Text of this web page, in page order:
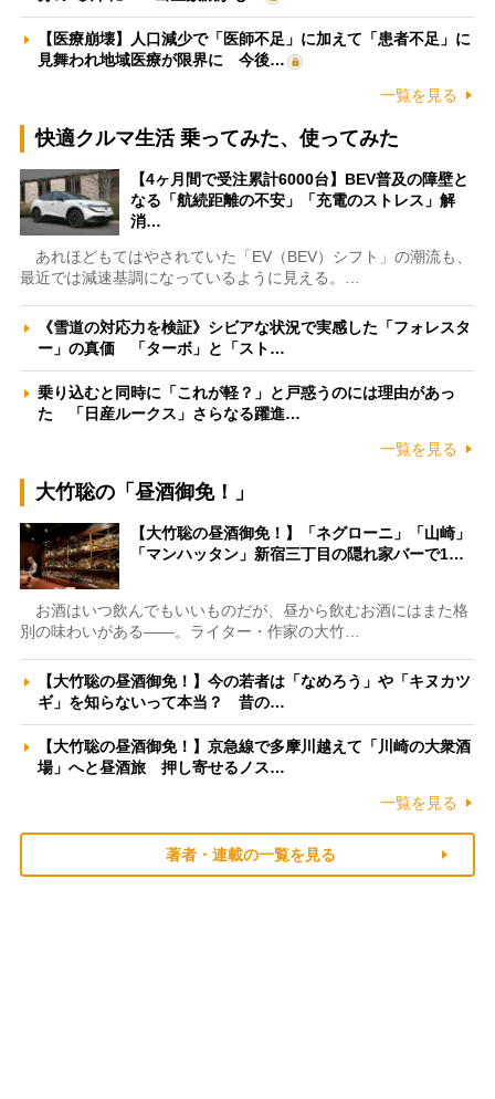
【医療崩壊】人口減少で「医師不足」に加えて「患者不足」に
見舞われ地域医療が限界に 今後…
一覧を見る
快適クルマ生活 乗ってみた、使ってみた
【4ヶ月間で受注累計6000台】BEV普及の障壁と
なる「航続距離の不安」「充電のストレス」解
消…
あれほどもてはやされていた「EV（BEV）シフト」の潮流も、
最近では減速基調になっているように見える。…
《雪道の対応力を検証》シビアな状況で実感した「フォレスタ
ー」の真価 「ターボ」と「スト…
乗り込むと同時に「これが軽？」と戸惑うのには理由があっ
た 「日産ルークス」さらなる躍進…
一覧を見る
大竹聡の「昼酒御免！」
【大竹聡の昼酒御免！】「ネグローニ」「山崎」
「マンハッタン」新宿三丁目の隠れ家バーで1…
お酒はいつ飲んでもいいものだが、昼から飲むお酒にはまた格
別の味わいがある――。ライター・作家の大竹…
【大竹聡の昼酒御免！】今の若者は「なめろう」や「キヌカツ
ギ」を知らないって本当？ 昔の…
【大竹聡の昼酒御免！】京急線で多摩川越えて「川崎の大衆酒
場」へと昼酒旅 押し寄せるノス…
一覧を見る
著者・連載の一覧を見る